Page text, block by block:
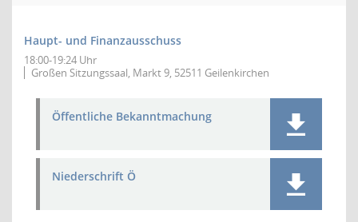
Haupt- und Finanzausschuss
18:00-19:24 Uhr
Großen Sitzungssaal, Markt 9, 52511 Geilenkirchen
Öffentliche Bekanntmachung
Niederschrift Ö